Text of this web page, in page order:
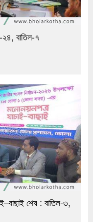
২৪, বাতিল-৭
শেষ : বাতিল-৩,